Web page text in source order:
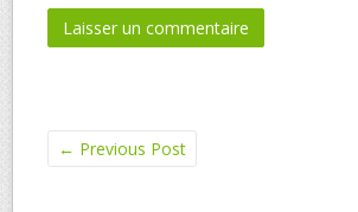
← Previous Post